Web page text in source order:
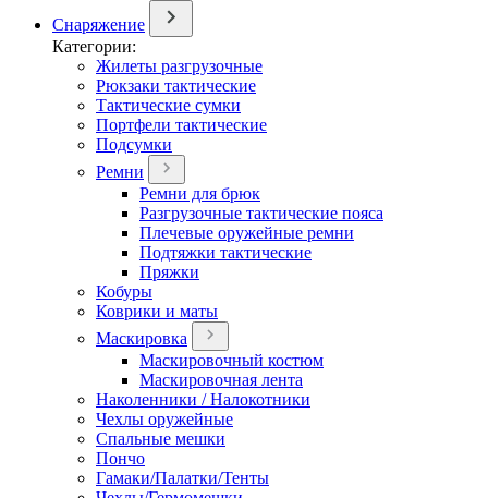
Снаряжение
Категории:
Жилеты разгрузочные
Рюкзаки тактические
Тактические сумки
Портфели тактические
Подсумки
Ремни
Ремни для брюк
Разгрузочные тактические пояса
Плечевые оружейные ремни
Подтяжки тактические
Пряжки
Кобуры
Коврики и маты
Маскировка
Маскировочный костюм
Маскировочная лента
Наколенники / Налокотники
Чехлы оружейные
Спальные мешки
Пончо
Гамаки/Палатки/Тенты